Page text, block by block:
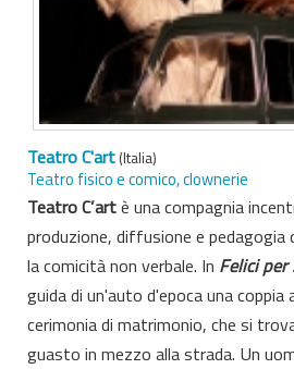
Teatro C'art(Italia)
Teatro fisico e comico, clownerie
Teatro C’artè una compagnia
produzione, diffusione e
la comicità non verbale. In Felici per
guida di un'auto d'epoca una coppia
cerimonia di matrimonio, che si
guasto in mezzo alla strada. Un